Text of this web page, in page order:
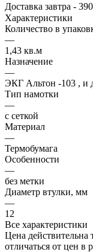
Доставка завтра -
Характеристики
Количество в
—
1,43 кв.м
Назначение
—
ЭКГ Альтон -103 , и
Тип намотки
—
с сеткой
Материал
—
Термобумага
Особенности
—
без метки
Диаметр втулки, мм
—
12
Все характеристики
Цена действительна
отличаться от цен в